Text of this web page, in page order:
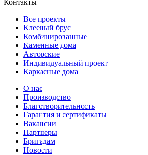
Контакты
Все проекты
Клееный брус
Комбинированные
Каменные дома
Авторские
Индивидуальный проект
Каркасные дома
О нас
Производство
Благотворительность
Гарантия и сертификаты
Вакансии
Партнеры
Бригадам
Новости